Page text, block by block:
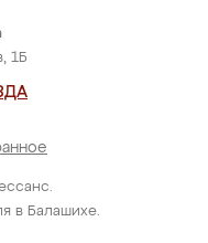
в Балашихе.
1Б